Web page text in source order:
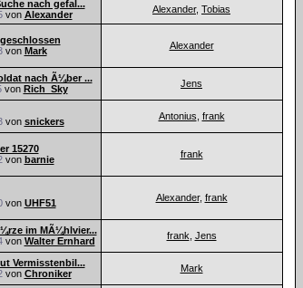
nach gefal...
von Alexander Alexander, Tobias
von Mark Alexander
nach Ã¼ber ...
von Rich_Sky Jens
von snickers Antonius frank
15270
von barnie frank
von UHF51 Alexander, frank
im MÃ¼hlvier...
von Walter Ernhard frank Jens
Vermisstenbil...
von Chroniker Mark